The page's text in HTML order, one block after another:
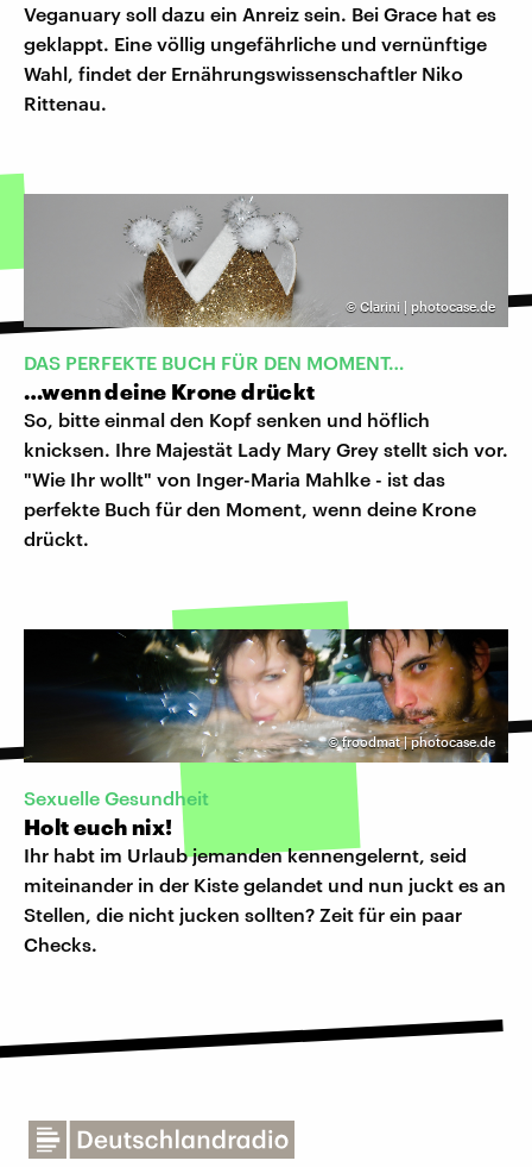
Veganuary soll dazu ein Anreiz sein. Bei Grace hat es
geklappt. Eine völlig ungefährliche und vernünftige
Wahl, findet der Ernährungswissenschaftler Niko
Rittenau.
© Clarini | photocase.de
DAS PERFEKTE BUCH FÜR DEN MOMENT…
…wenn deine Krone drückt
So, bitte einmal den Kopf senken und höflich
knicksen. Ihre Majestät Lady Mary Grey stellt sich vor.
"Wie Ihr wollt" von Inger-Maria Mahlke - ist das
perfekte Buch für den Moment, wenn deine Krone
drückt.
©froodmat | photocase.de
Sexuelle Gesundheit
Holt euch nix!
Ihr habt im Urlaub jemanden kennengelernt, seid
miteinander in der Kiste gelandet und nun juckt es an
Stellen, die nicht jucken sollten? Zeit für ein paar
Checks.